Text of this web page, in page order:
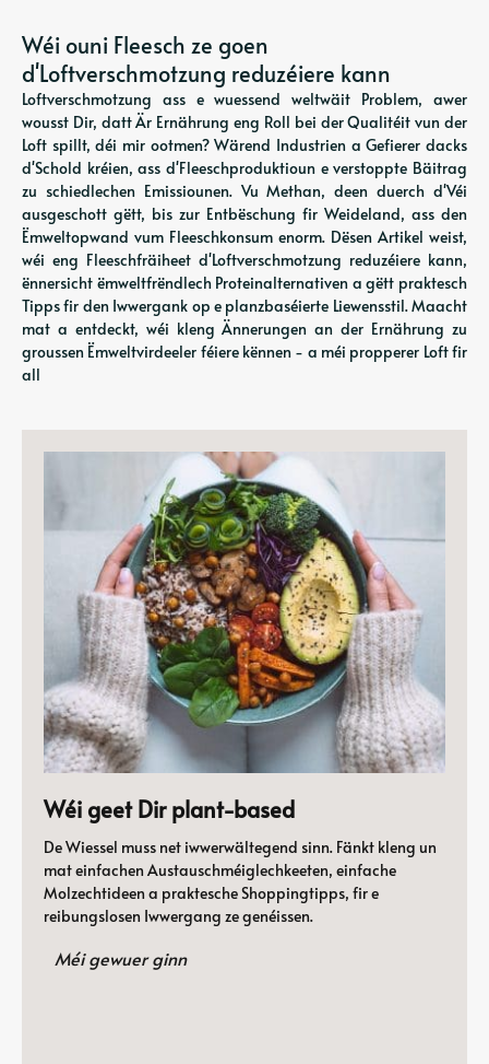
Wéi ouni Fleesch ze goen
d'Loftverschmotzung reduzéiere kann
Loftverschmotzung ass e wuessend weltwäit Problem, awer
wousst Dir, datt Är Ernährung eng Roll bei der Qualitéit vun der
Loft spillt, déi mir ootmen? Wärend Industrien a Gefierer dacks
d'Schold kréien, ass d'Fleeschproduktioun e verstoppte Bäitrag
zu schiedlechen Emissiounen. Vu Methan, deen duerch d'Véi
ausgeschott gëtt, bis zur Entbëschung fir Weideland, ass den
Ëmweltopwand vum Fleeschkonsum enorm. Dësen Artikel weist,
wéi eng Fleeschfräiheet d'Loftverschmotzung reduzéiere kann,
ënnersicht ëmweltfrëndlech Proteinalternativen a gëtt praktesch
Tipps fir den Iwwergank op e planzbaséierte Liewensstil. Maacht
mat a entdeckt, wéi kleng Ännerungen an der Ernährung zu
groussen Ëmweltvirdeeler féiere kënnen - a méi propperer Loft fir
all
Wéi geet Dir plant-based
De Wiessel muss net iwwerwältegend sinn. Fänkt kleng un
mat einfachen Austauschméiglechkeeten, einfache
Molzechtideen a praktesche Shoppingtipps, fir e
reibungslosen Iwwergang ze genéissen.
Méi gewuer ginn